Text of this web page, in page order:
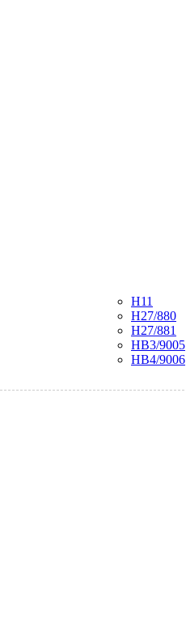
H11
H27/880
H27/881
HB3/9005
HB4/9006